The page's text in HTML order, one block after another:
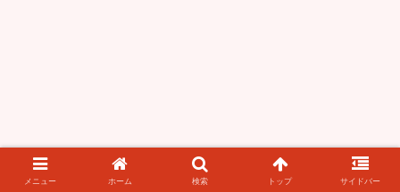
メニュー ホーム 検索 トップ サイドバー